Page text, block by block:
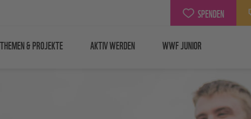
SPENDEN
THEMEN & PROJEKTE AKTIV WERDEN WWF JUNIOR